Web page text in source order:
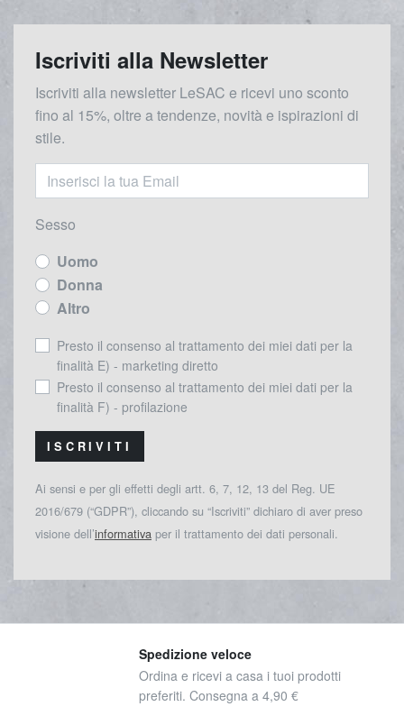
Iscriviti alla Newsletter
Iscriviti alla newsletter LeSAC e ricevi uno sconto
fino al 15%, oltre a tendenze, novità e ispirazioni di
stile.
Sesso
Uomo
Donna
Altro
Presto il consenso al trattamento dei miei dati per la
finalità E) - marketing diretto
Presto il consenso al trattamento dei miei dati per la
finalità F) - profilazione
ISCRIVITI
Ai sensi e per gli effetti degli artt. 6, 7, 12, 13 del Reg. UE
2016/679 (“GDPR”), cliccando su “Iscriviti” dichiaro di aver preso
visione dell’informativa per il trattamento dei dati personali.
Spedizione veloce
Ordina e ricevi a casa i tuoi prodotti
preferiti. Consegna a 4,90 €